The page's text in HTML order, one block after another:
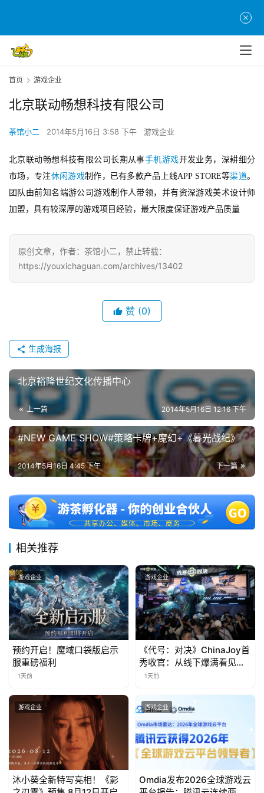
游
茶
创
游
业
界
手
游
戏
单
休
闲
游
2
0
2
5
十
三
届
金
奖
7
月
3
0
日
茶
对
首页 游戏企业
北京联动畅想科技有限公司
茶馆小二 2014年5月16日 3:58 下午 游戏企业
北京联动畅想科技有限公司长期从事手机游戏开发业务，深耕细分
市场，专注休闲游戏制作，已有多款产品上线APP STORE等渠道。
团队由前知名端游公司游戏制作人带领，并有资深游戏美术设计师
加盟，具有较深厚的游戏项目经验，最大限度保证游戏产品质量
原创文章，作者：茶馆小二，禁止转载：
https://youxichaguan.com/archives/13402
赞 (0)
生成海报
北京裕隆世纪文化传播中心
上一篇 2014年5月16日 12:16 下午
#NEW GAME SHOW#策略卡牌+魔幻+《暮光战纪》
下一篇
2014年5月16日 4:45 下午
相关推荐
游戏企业
预约开启！魔域口袋版启示
服重磅福利
1天前
游戏企业
《代号：对决》ChinaJoy首
秀收官：从线下爆满看见玩
家的真实期待
1天前
游戏企业
沐小葵全新特写亮相！《影
游戏企业
Omdia发布2026全球游戏云